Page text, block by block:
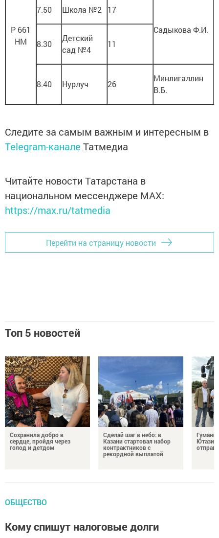
Р 661
НМ
7.50 Школа №2
17
Садыкова Ф.И.
8.30
Детский
сад №4
11
8.40 Нурлуч 26
Минлигаллин
В.Б.
Следите за самым важным и интересным в
Telegram-канале Татмедиа
Читайте новости Татарстана в
национальном мессенджере MАХ:
https://max.ru/tatmedia
Перейти на страницу новости
Топ 5 новостей
Сохранила добро в
сердце, пройдя через
голод и детдом
Сделай шаг в небо: в
Казани стартовал набор
контрактников с
рекордной выплатой
ОБЩЕСТВО
Кому спишут налоговые долги